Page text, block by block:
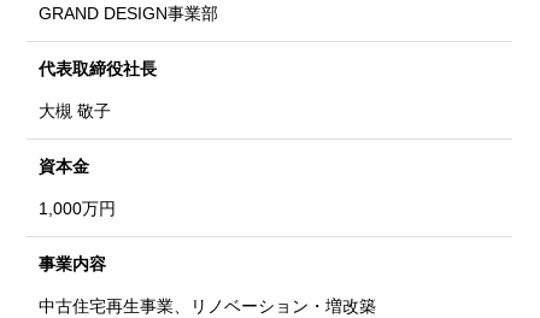
GRAND DESIGN事業部
代表取締役社長
大槻 敬子
資本金
1,000万円
事業内容
中古住宅再生事業、リノベーション・増改築